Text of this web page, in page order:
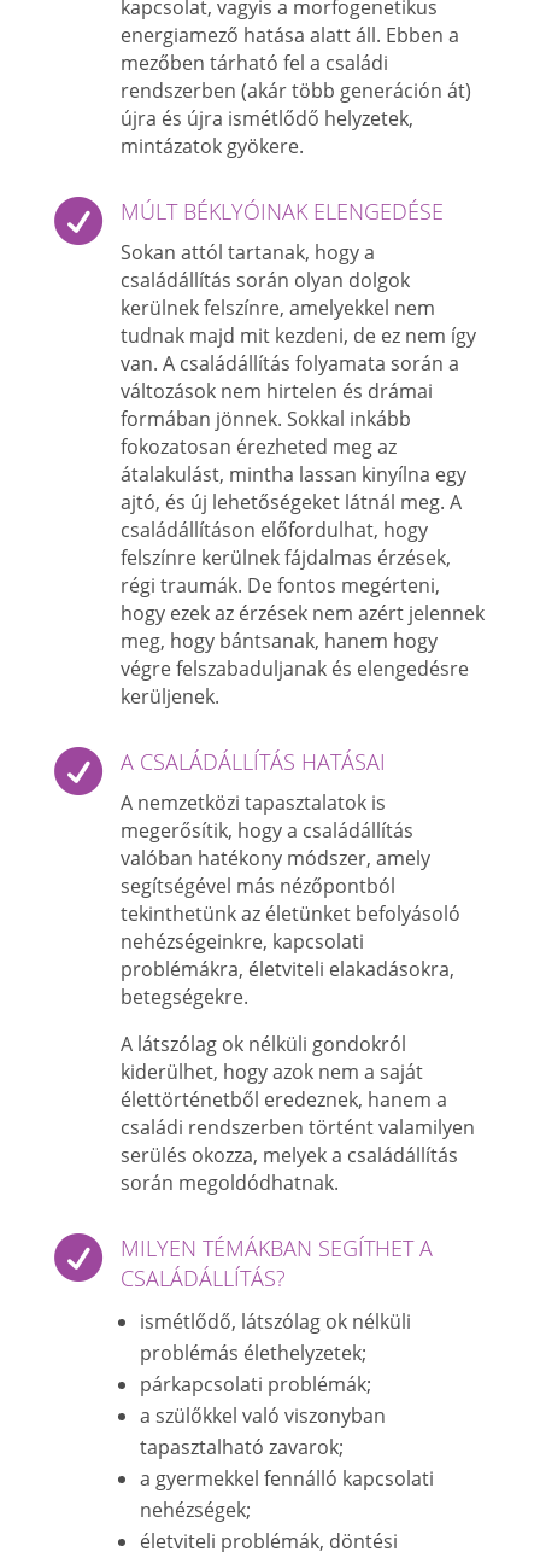
kapcsolat, vagyis a morfogenetikus
energiamező hatása alatt áll. Ebben a
mezőben tárható fel a családi
rendszerben (akár több generáción át)
újra és újra ismétlődő helyzetek,
mintázatok gyökere.
 MÚLT BÉKLYÓINAK ELENGEDÉSE
Sokan attól tartanak, hogy a
családállítás során olyan dolgok
kerülnek felszínre, amelyekkel nem
tudnak majd mit kezdeni, de ez nem így
van. A családállítás folyamata során a
változások nem hirtelen és drámai
formában jönnek. Sokkal inkább
fokozatosan érezheted meg az
átalakulást, mintha lassan kinyílna egy
ajtó, és új lehetőségeket látnál meg. A
családállításon előfordulhat, hogy
felszínre kerülnek fájdalmas érzések,
régi traumák. De fontos megérteni,
hogy ezek az érzések nem azért jelennek
meg, hogy bántsanak, hanem hogy
végre felszabaduljanak és elengedésre
kerüljenek.
 A CSALÁDÁLLÍTÁS HATÁSAI
A nemzetközi tapasztalatok is
megerősítik, hogy a családállítás
valóban hatékony módszer, amely
segítségével más nézőpontból
tekinthetünk az életünket befolyásoló
nehézségeinkre, kapcsolati
problémákra, életviteli elakadásokra,
betegségekre.
A látszólag ok nélküli gondokról
kiderülhet, hogy azok nem a saját
élettörténetből eredeznek, hanem a
családi rendszerben történt valamilyen
serülés okozza, melyek a családállítás
során megoldódhatnak.

MILYEN TÉMÁKBAN SEGÍTHET A
CSALÁDÁLLÍTÁS?
ismétlődő, látszólag ok nélküli
problémás élethelyzetek;
párkapcsolati problémák;
a szülőkkel való viszonyban
tapasztalható zavarok;
a gyermekkel fennálló kapcsolati
nehézségek;
életviteli problémák, döntési